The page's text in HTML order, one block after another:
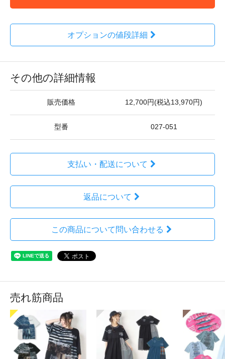
オプションの値段詳細
その他の詳細情報
販売価格 12,700円(税込13,970円)
型番 027-051
支払い・配送について
返品について
この商品について問い合わせる
売れ筋商品